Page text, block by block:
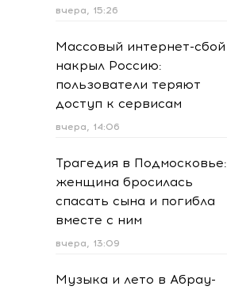
вчера, 15:26
Массовый интернет-сбой
накрыл Россию:
пользователи теряют
доступ к сервисам
вчера, 14:06
Трагедия в Подмосковье:
женщина бросилась
спасать сына и погибла
вместе с ним
вчера, 13:09
Музыка и лето в Абрау-